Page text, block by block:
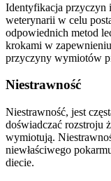
Identyfikacja przyczyn
weterynarii w celu
odpowiednich metod
krokami w
przyczyny wymiotów
Niestrawność
Niestrawność, jest
doświadczać rozstroju
wymiotują.
niewłaściwego
diecie.